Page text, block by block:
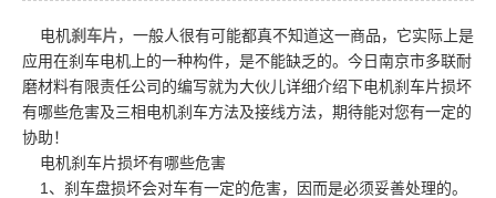
电机刹车片，一般人很有可能都真不知道这一商品，它实际上是
应用在刹车电机上的一种构件，是不能缺乏的。今日南京市多联耐
磨材料有限责任公司的编写就为大伙儿详细介绍下电机刹车片损坏
有哪些危害及三相电机刹车方法及接线方法，期待能对您有一定的
协助！
电机刹车片损坏有哪些危害
1、刹车盘损坏会对车有一定的危害，因而是必须妥善处理的。